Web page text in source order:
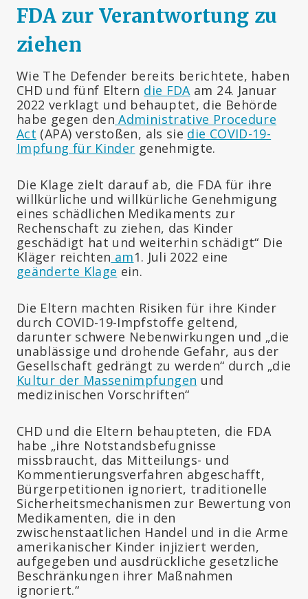
FDA zur Verantwortung zu
ziehen
Wie The Defender bereits berichtete, haben
CHD und fünf Eltern die FDA am 24. Januar
2022 verklagt und behauptet, die Behörde
habe gegen den Administrative Procedure
Act (APA) verstoßen, als sie die COVID-19-
Impfung für Kinder genehmigte.
Die Klage zielt darauf ab, die FDA für ihre
willkürliche und willkürliche Genehmigung
eines schädlichen Medikaments zur
Rechenschaft zu ziehen, das Kinder
geschädigt hat und weiterhin schädigt“ Die
Kläger reichten am1. Juli 2022 eine
geänderte Klage ein.
Die Eltern machten Risiken für ihre Kinder
durch COVID-19-Impfstoffe geltend,
darunter schwere Nebenwirkungen und „die
unablässige und drohende Gefahr, aus der
Gesellschaft gedrängt zu werden“ durch „die
Kultur der Massenimpfungen und
medizinischen Vorschriften“
CHD und die Eltern behaupteten, die FDA
habe „ihre Notstandsbefugnisse
missbraucht, das Mitteilungs- und
Kommentierungsverfahren abgeschafft,
Bürgerpetitionen ignoriert, traditionelle
Sicherheitsmechanismen zur Bewertung von
Medikamenten, die in den
zwischenstaatlichen Handel und in die Arme
amerikanischer Kinder injiziert werden,
aufgegeben und ausdrückliche gesetzliche
Beschränkungen ihrer Maßnahmen
ignoriert.“